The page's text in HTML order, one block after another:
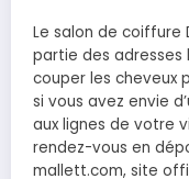
Le salon de coiffure
partie des adresses
couper les cheveux
si vous avez envie
aux lignes de votre
rendez-vous en
mallett.com, site